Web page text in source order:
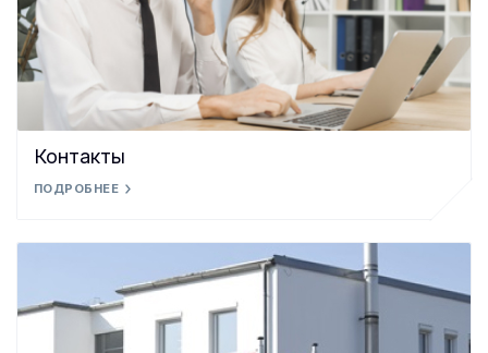
Контакты
ПОДРОБНЕЕ